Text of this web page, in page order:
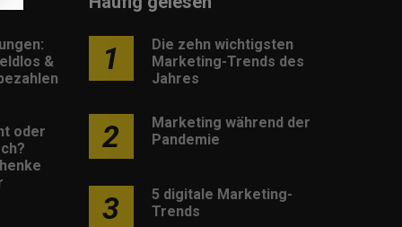
&
oder
1
Die zehn wichtigsten
Marketing-Trends des
Jahres
2
Marketing während der
Pandemie
3
5 digitale Marketing-
Trends